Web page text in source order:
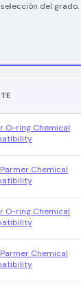
del grado.
O-ring Chemical
Chemical
O-ring Chemical
Chemical